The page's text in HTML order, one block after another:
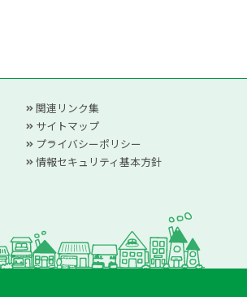
関連リンク集
サイトマップ
プライバシーポリシー
情報セキュリティ基本方針